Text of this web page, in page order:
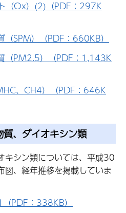
（Ox）(2)（PDF：297K
SPM）（PDF：660KB）
（PM2.5）（PDF：1,143K
、CH4）（PDF：646K
、ダイオキシン類
キシン類については、平成30
図、経年推移を掲載していま
PDF：338KB）